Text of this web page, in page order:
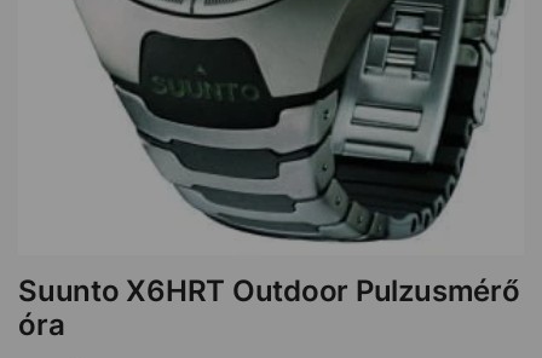
Suunto X6HRT Outdoor Pulzusmérő
óra